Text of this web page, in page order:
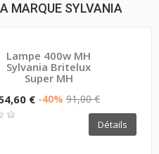
MARQUE SYLVANIA
Lampe 400w MH
Sylvania Britelux
Super MH
€ -40% 91,00 €
Détails